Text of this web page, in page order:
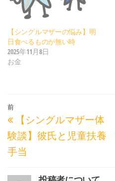
【シングルマザーの悩み】明
日食べるものが無い時
2025年11月8日
お金
投
稿
ナ
ビ
ゲ
過
去
の
投
稿
前
【シングルマザー体
験談】彼氏と児童扶養
手当